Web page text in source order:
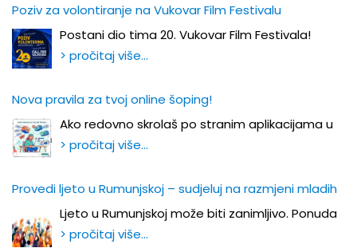
Poziv za volontiranje na Vukovar Film Festivalu
Postani dio tima 20. Vukovar Film Festivala!
> pročitaj više…
Nova pravila za tvoj online šoping!
Ako redovno skrolaš po stranim aplikacijama u
> pročitaj više…
Provedi ljeto u Rumunjskoj – sudjeluj na razmjeni mladih
Ljeto u Rumunjskoj može biti zanimljivo. Ponuda
> pročitaj više…